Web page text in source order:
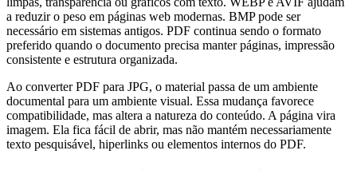
a reduzir o peso em páginas web modernas. BMP pode ser
necessário em sistemas antigos. PDF continua sendo o formato
preferido quando o documento precisa manter páginas, impressão
consistente e estrutura organizada.
Ao converter PDF para JPG, o material passa de um ambiente
documental para um ambiente visual. Essa mudança favorece
compatibilidade, mas altera a natureza do conteúdo. A página vira
imagem. Ela fica fácil de abrir, mas não mantém necessariamente
texto pesquisável, hiperlinks ou elementos internos do PDF.